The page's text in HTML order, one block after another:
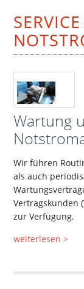
Wartung
Wir führen
als auch
Vertragskunden
zur Verfügung.
weiterlesen >